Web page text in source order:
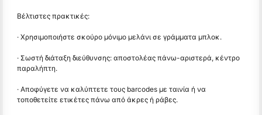
Βέλτιστες πρακτικές:
· Χρησιμοποιήστε σκούρο μόνιμο μελάνι σε γράμματα μπλοκ.
· Σωστή διάταξη διεύθυνσης: αποστολέας πάνω-αριστερά, κέντρο
παραλήπτη.
· Αποφύγετε να καλύπτετε τους barcodes με ταινία ή να
τοποθετείτε ετικέτες πάνω από άκρες ή ράβες.